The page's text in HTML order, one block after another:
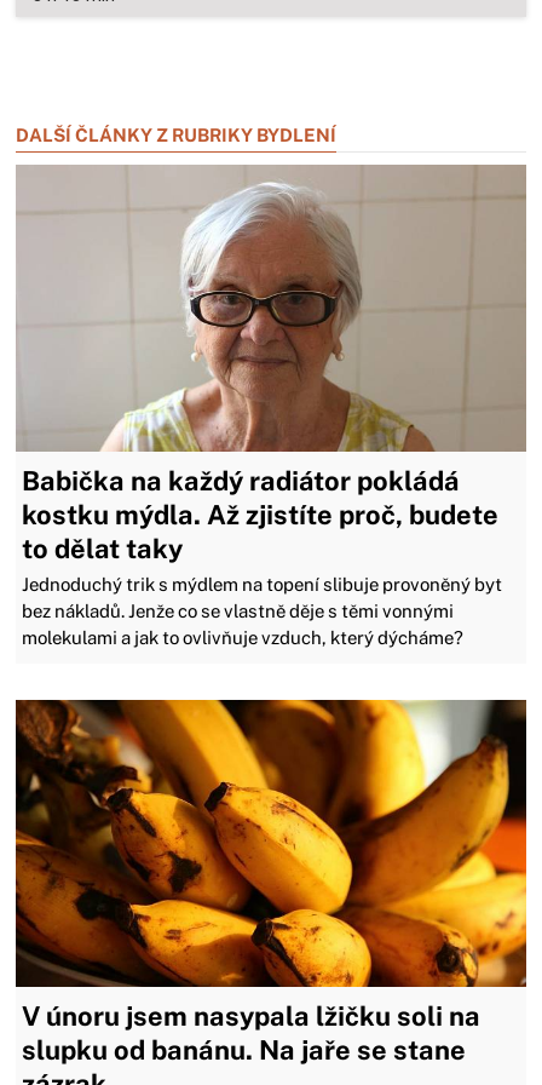
DALŠÍ ČLÁNKY Z RUBRIKY BYDLENÍ
Babička na každý radiátor pokládá
kostku mýdla. Až zjistíte proč, budete
to dělat taky
Jednoduchý trik s mýdlem na topení slibuje provoněný byt
bez nákladů. Jenže co se vlastně děje s těmi vonnými
molekulami a jak to ovlivňuje vzduch, který dýcháme?
V únoru jsem nasypala lžičku soli na
slupku od banánu. Na jaře se stane